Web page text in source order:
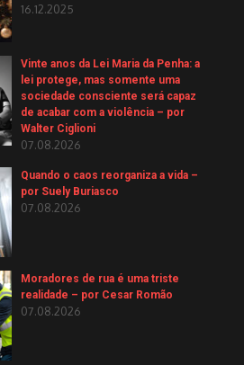
16.12.2025
Vinte anos da Lei Maria da Penha: a
lei protege, mas somente uma
sociedade consciente será capaz
de acabar com a violência – por
Walter Ciglioni
07.08.2026
Quando o caos reorganiza a vida –
por Suely Buriasco
07.08.2026
Moradores de rua é uma triste
realidade – por Cesar Romão
07.08.2026